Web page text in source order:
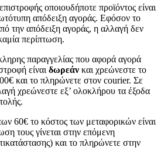
οποιουδήποτε προϊόντος είναι
απόδειξη αγοράς. Εφόσον το
την απόδειξη αγοράς, η αλλαγή δεν
περίπτωση.
παραγγελίας που αφορά αγορά
είναι δωρεάν και χρεώνεστε το
και το πληρώνετε στον courier. Σε
χρεώνεστε εξ’ ολοκλήρου τα έξοδα
60€ το κόστος των μεταφορικών είναι
τους γίνεται στην επόμενη
και το πληρώνετε στην